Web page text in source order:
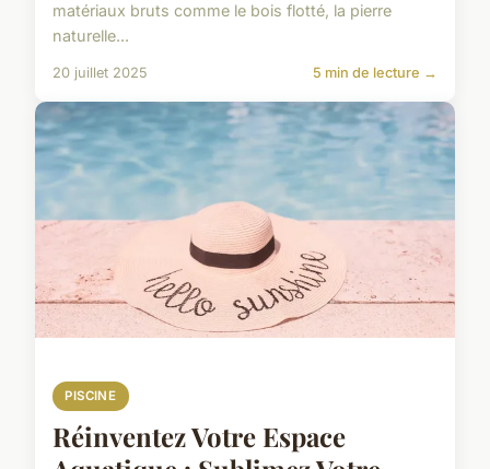
matériaux bruts comme le bois flotté, la pierre
naturelle...
20 juillet 2025 5 min de lecture →
PISCINE
Réinventez Votre Espace